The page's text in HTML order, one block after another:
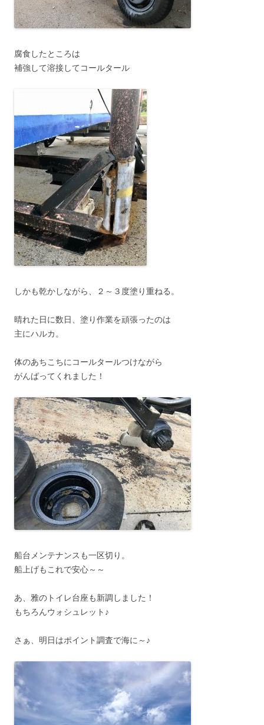
腐食したところは
補強して溶接してコールタール
しかも乾かしながら、２～３度塗り重ねる。
晴れた日に数日、塗り作業を頑張ったのは
主にハルカ。
体のあちこちにコールタールつけながら
がんばってくれました！
船台メンテナンスも一区切り。
船上げもこれで安心～～
あ、雅のトイレ台座も新調しました！
もちろんウォシュレット♪
さぁ、明日はポイント調査で海に～♪